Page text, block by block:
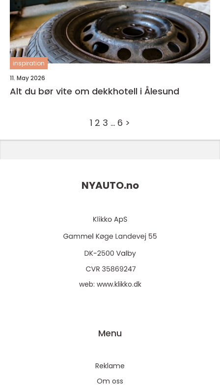
inspiration
11. May 2026
Alt du bør vite om dekkhotell i Ålesund
1 2 3 … 6 >
NYAUTO.no
web: www.klikko.dk
Menu
Reklame
Om oss